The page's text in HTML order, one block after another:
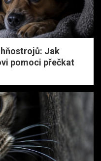
Jak
pomoci přečkat